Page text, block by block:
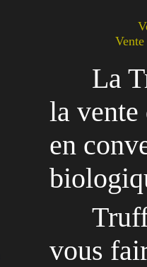
La
la vente
en
vous